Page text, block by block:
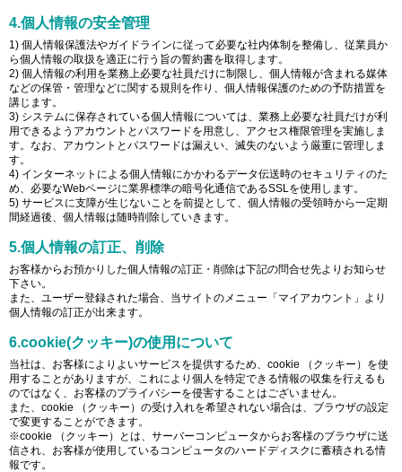
4.個人情報の安全管理
1) 個人情報保護法やガイドラインに従って必要な社内体制を整備し、従業員か
ら個人情報の取扱を適正に行う旨の誓約書を取得します。
2) 個人情報の利用を業務上必要な社員だけに制限し、個人情報が含まれる媒体
などの保管・管理などに関する規則を作り、個人情報保護のための予防措置を
講じます。
3) システムに保存されている個人情報については、業務上必要な社員だけが利
用できるようアカウントとパスワードを用意し、アクセス権限管理を実施しま
す。なお、アカウントとパスワードは漏えい、滅失のないよう厳重に管理しま
す。
4) インターネットによる個人情報にかかわるデータ伝送時のセキュリティのた
め、必要なWebページに業界標準の暗号化通信であるSSLを使用します。
5) サービスに支障が生じないことを前提として、個人情報の受領時から一定期
間経過後、個人情報は随時削除していきます。
5.個人情報の訂正、削除
お客様からお預かりした個人情報の訂正・削除は下記の問合せ先よりお知らせ
下さい。
また、ユーザー登録された場合、当サイトのメニュー「マイアカウント」より
個人情報の訂正が出来ます。
6.cookie(クッキー)の使用について
当社は、お客様によりよいサービスを提供するため、cookie （クッキー）を使
用することがありますが、これにより個人を特定できる情報の収集を行えるも
のではなく、お客様のプライバシーを侵害することはございません。
また、cookie （クッキー）の受け入れを希望されない場合は、ブラウザの設定
で変更することができます。
※cookie （クッキー）とは、サーバーコンピュータからお客様のブラウザに送
信され、お客様が使用しているコンピュータのハードディスクに蓄積される情
報です。